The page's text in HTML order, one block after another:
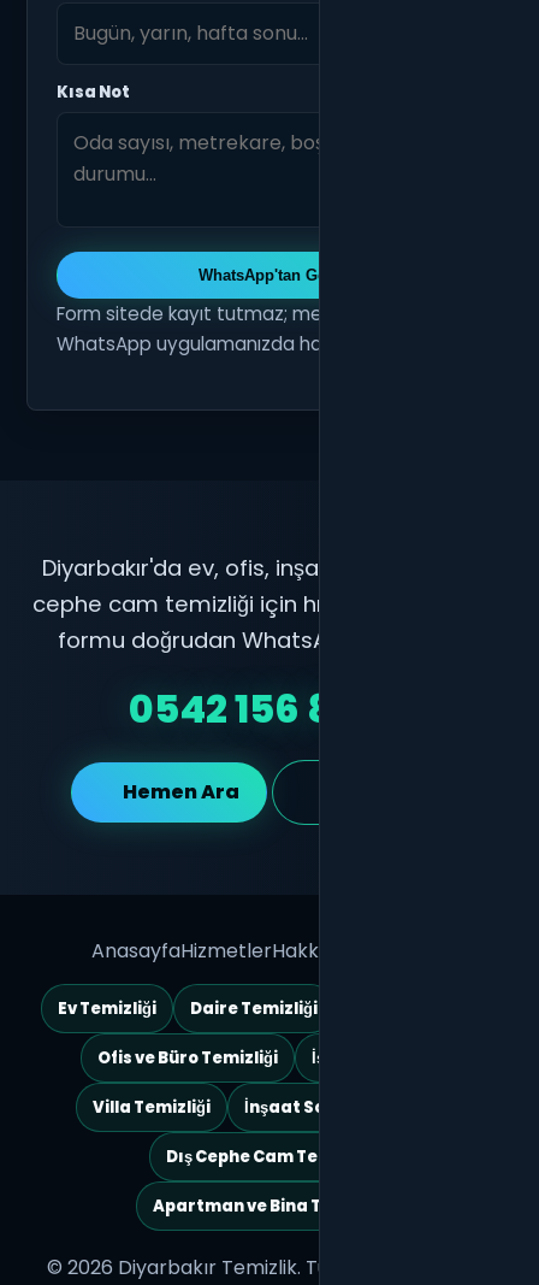
Kısa Not
WhatsApp'tan Gönder
Form sitede kayıt tutmaz; mesajı sizin
WhatsApp uygulamanızda hazırlar.
Diyarbakır'da ev, ofis, inşaat sonrası ve dış
cephe cam temizliği için hızlı fiyat alın. Teklif
formu doğrudan WhatsApp'a hazırlanır.
0542 156 82 35
Hemen Ara
AnasayfaHizmetlerHakkımızda
Ev Temizliği Daire Temizliği
Ofis ve Büro Temizliği İş Yeri Temizliği
Villa Temizliği İnşaat Sonrası Temizlik
Dış Cephe Cam Temizliği
Apartman ve Bina Temizliği
© 2026 Diyarbakır Temizlik. Tüm hakları saklıdır.